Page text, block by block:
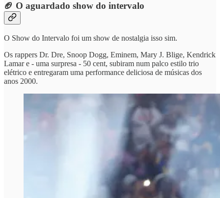
🏈 O aguardado show do intervalo
O Show do Intervalo foi um show de nostalgia isso sim.
Os rappers Dr. Dre, Snoop Dogg, Eminem, Mary J. Blige, Kendrick
Lamar e - uma surpresa - 50 cent, subiram num palco estilo trio
elétrico e entregaram uma performance deliciosa de músicas dos
anos 2000.